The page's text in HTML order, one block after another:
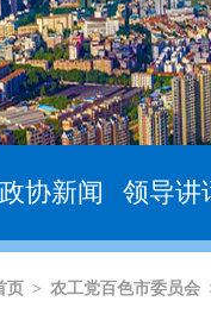
政协新闻 领导讲
页 > 农工党百色市委员会